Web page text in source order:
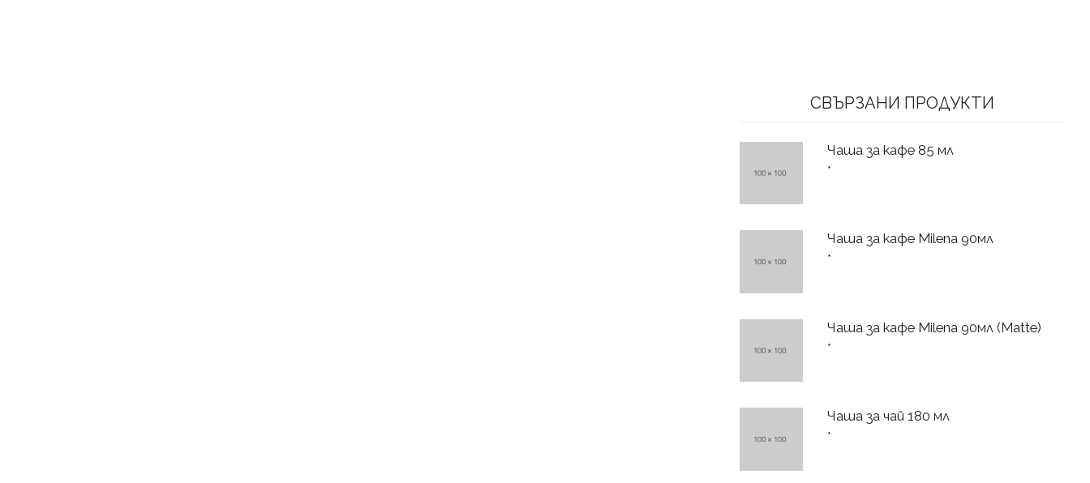
СВЪРЗАНИ ПРОДУКТИ
Чаша за кафе 85 мл
*
Чаша за кафе Milena 90мл
*
Чаша за кафе Milena 90мл (Matte)
*
Чаша за чай 180 мл
*